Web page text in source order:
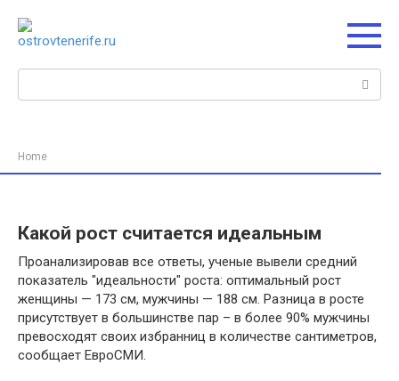
контенту
Поиск:
Home
Какой рост считается идеальным
Проанализировав все ответы, ученые вывели средний
показатель "идеальности" роста: оптимальный рост
женщины — 173 см, мужчины — 188 см. Разница в росте
присутствует в большинстве пар – в более 90% мужчины
превосходят своих избранниц в количестве сантиметров,
сообщает ЕвроСМИ.